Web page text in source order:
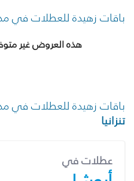
باقات زهيدة للعطلات في
هذه العروض غير
باقات زهيدة للعطلات في
تنزانيا
عطلات في